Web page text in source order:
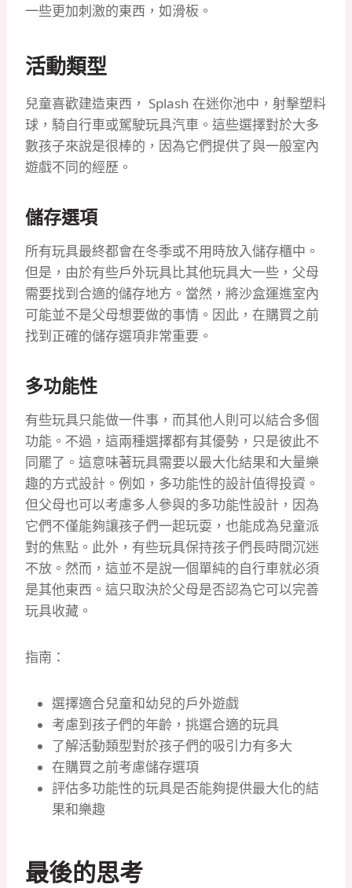
一些更加刺激的東西，如滑板。
活動類型
兒童喜歡建造東西， Splash 在迷你池中，射擊塑料
球，騎自行車或駕駛玩具汽車。這些選擇對於大多
數孩子來說是很棒的，因為它們提供了與一般室內
遊戲不同的經歷。
儲存選項
所有玩具最終都會在冬季或不用時放入儲存櫃中。
但是，由於有些戶外玩具比其他玩具大一些，父母
需要找到合適的儲存地方。當然，將沙盒運進室內
可能並不是父母想要做的事情。因此，在購買之前
找到正確的儲存選項非常重要。
多功能性
有些玩具只能做一件事，而其他人則可以結合多個
功能。不過，這兩種選擇都有其優勢，只是彼此不
同罷了。這意味著玩具需要以最大化結果和大量樂
趣的方式設計。例如，多功能性的設計值得投資。
但父母也可以考慮多人參與的多功能性設計，因為
它們不僅能夠讓孩子們一起玩耍，也能成為兒童派
對的焦點。此外，有些玩具保持孩子們長時間沉迷
不放。然而，這並不是說一個單純的自行車就必須
是其他東西。這只取決於父母是否認為它可以完善
玩具收藏。
指南：
選擇適合兒童和幼兒的戶外遊戲
考慮到孩子們的年齡，挑選合適的玩具
了解活動類型對於孩子們的吸引力有多大
在購買之前考慮儲存選項
評估多功能性的玩具是否能夠提供最大化的結
果和樂趣
最後的思考